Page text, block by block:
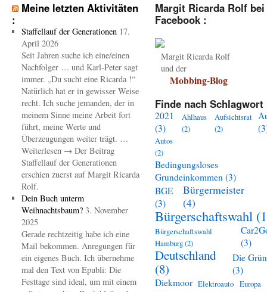
Meine letzten Aktivitäten
:
Staffellauf der Generationen 17.
April 2026
Seit Jahren suche ich eine/einen
Nachfolger … und Karl-Peter sagt
immer. „Du sucht eine Ricarda !“
Natürlich hat er in gewisser Weise
recht. Ich suche jemanden, der in
meinem Sinne meine Arbeit fort
führt, meine Werte und
Überzeugungen weiter trägt. …
Weiterlesen → Der Beitrag
Staffellauf der Generationen
erschien zuerst auf Margit Ricarda
Rolf.
Dein Buch unterm
Weihnachtsbaum? 3. November
2025
Gerade rechtzeitig habe ich eine
Mail bekommen. Anregungen für
ein eigenes Buch. Ich übernehme
mal den Text von Epubli: Die
Festtage sind ideal, um mit einem
Margit Ricarda Rolf bei
Facebook :
Margit Ricarda Rolf
und der
Mobbing-Blog
Finde nach Schlagwort
2021
(3)
Ahlhaus
(2)
Aufsichtsrat
(2)
Autos
(2)
Bedingungsloses
Grundeinkommen (3)
BGE
(3)
Bürgermeister
(4)
Bürgerschaftswahl
Bürgerschaftswahl
Hamburg(2)
(3)
Deutschland
(8)
Die
(3)
Diekmoor Elektroauto Europa